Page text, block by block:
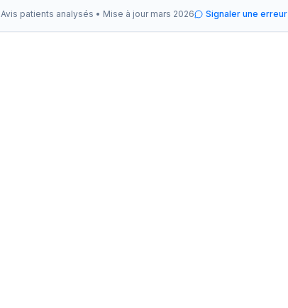
Avis patients analysés • Mise à jour mars 2026 Signaler une erreur